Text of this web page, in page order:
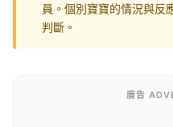
員。個別寶寶的情況與反
判斷。
廣告